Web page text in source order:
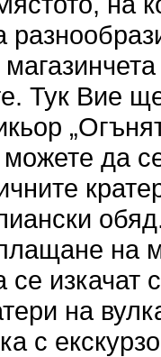
Тук Вие
да
на
се
на
с